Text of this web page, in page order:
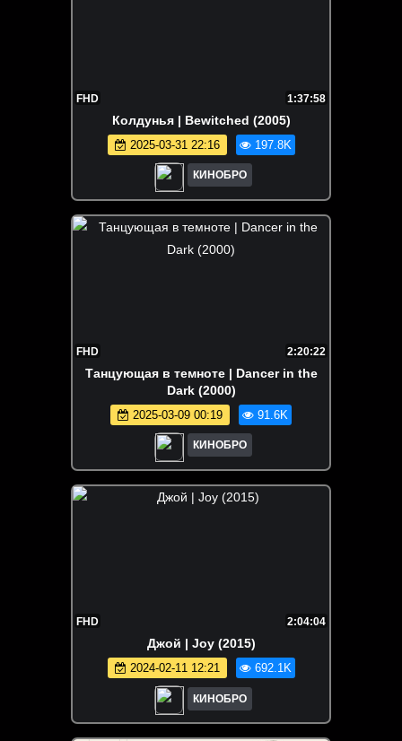
FHD 1:37:58
Колдунья | Bewitched (2005)
2025-03-31 22:16 197.8K
КИНОБРО
FHD 2:20:22
Танцующая в темноте | Dancer in the
Dark (2000)
2025-03-09 00:19 91.6K
КИНОБРО
FHD 2:04:04
Джой | Joy (2015)
2024-02-11 12:21 692.1K
КИНОБРО